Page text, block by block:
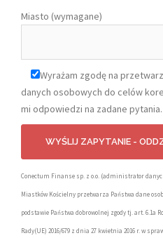
Miasto (wymagane)
Wyrażam zgodę na
danych osobowych do celów
mi odpowiedzi na zadane pytania.
Conectum Finanse sp. z o.o. (administrator
Miastków Kościelny przetwarza Państwa dane
podstawie Państwa dobrowolnej zgody tj. art.
Rady(UE) 2016/679 z dnia 27 kwietnia 2016 r. w